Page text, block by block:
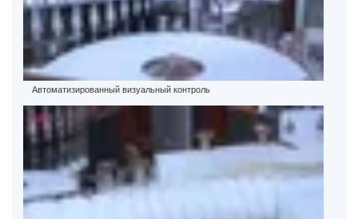
Автоматизированный визуальный контроль